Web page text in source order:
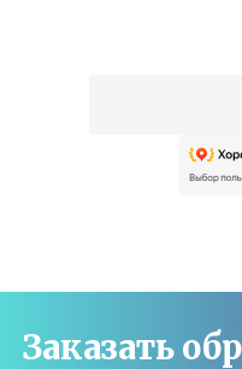
Заказать